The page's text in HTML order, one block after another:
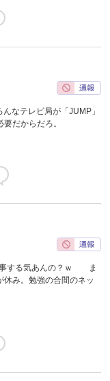
なテレビ局が「JUMP」
だからだろ。
事する気あんの？ｗ ま
み。勉強の合間のネッ